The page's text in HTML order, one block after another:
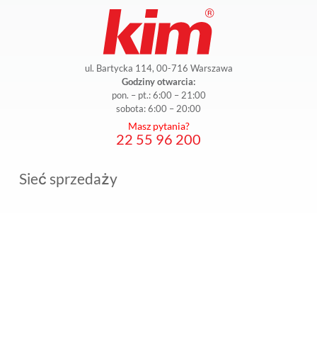
ul. Bartycka 114, 00-716 Warszawa
Godziny otwarcia:
pon. – pt.: 6:00 – 21:00
sobota: 6:00 – 20:00
Masz pytania?
22 55 96 200
Sieć sprzedaży